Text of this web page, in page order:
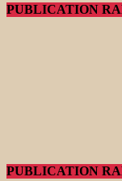
PUBLICATION
PUBLICATION